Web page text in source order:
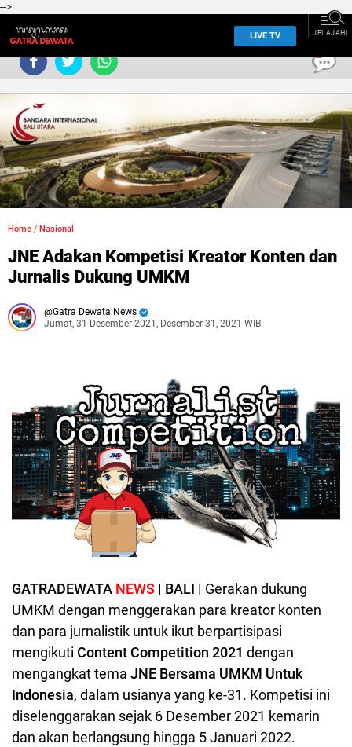
-->
LIVE TV JELAJAHI
Home / Nasional
JNE Adakan Kompetisi Kreator Konten dan
Jurnalis Dukung UMKM
Gatra Dewata News
Jumat, 31 Desember 2021, Desember 31, 2021 WIB
GATRADEWATA NEWS | BALI | Gerakan dukung
UMKM dengan menggerakan para kreator konten
dan para jurnalistik untuk ikut berpartisipasi
mengikuti Content Competition 2021 dengan
mengangkat tema JNE Bersama UMKM Untuk
Indonesia, dalam usianya yang ke-31. Kompetisi ini
diselenggarakan sejak 6 Desember 2021 kemarin
dan akan berlangsung hingga 5 Januari 2022.